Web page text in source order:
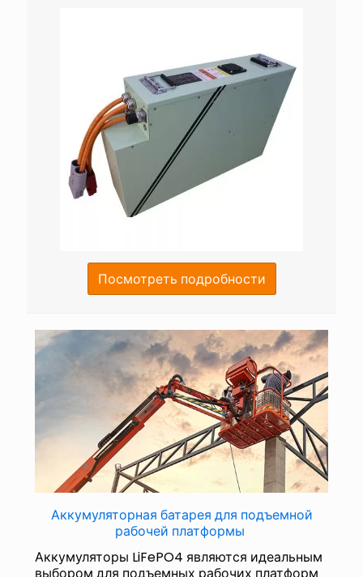
Посмотреть подробности
Аккумуляторная батарея для подъемной
рабочей платформы
Аккумуляторы LiFePO4 являются идеальным